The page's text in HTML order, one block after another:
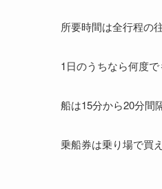
所要時間は全行程の
1日のうちなら何度で
船は15分から20分間
乗船券は乗り場で買